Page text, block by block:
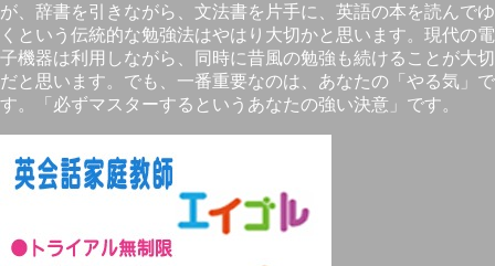
が、辞書を引きながら、文法書を片手に、英語の本を読んでゆ
くという伝統的な勉強法はやはり大切かと思います。現代の電
子機器は利用しながら、同時に昔風の勉強も続けることが大切
だと思います。でも、一番重要なのは、あなたの「やる気」で
す。「必ずマスターするというあなたの強い決意」です。